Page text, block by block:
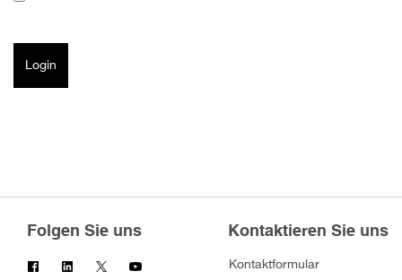
Folgen Sie uns Kontaktieren Sie uns
Kontaktformular